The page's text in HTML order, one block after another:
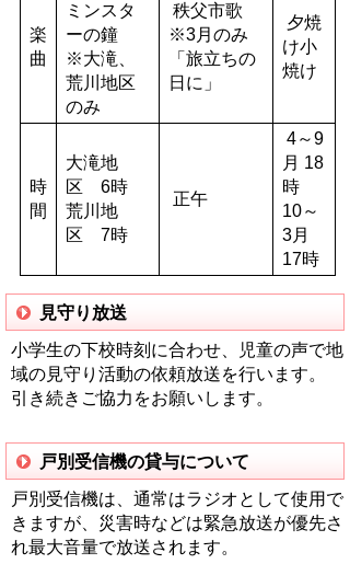
楽
曲
ミンスタ
ーの鐘
※大滝、
荒川地区
のみ
秩父市歌
※3月のみ
「旅立ちの
日に」
夕焼
け小
焼け
時
間
大滝地
区 6時
荒川地
区 7時
正午
4～9
月 18
時
10～
3月
17時
見守り放送
小学生の下校時刻に合わせ、児童の声で地
域の見守り活動の依頼放送を行います。
引き続きご協力をお願いします。
戸別受信機の貸与について
戸別受信機は、通常はラジオとして使用で
きますが、災害時などは緊急放送が優先さ
れ最大音量で放送されます。